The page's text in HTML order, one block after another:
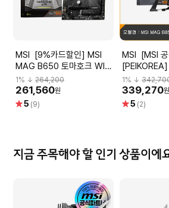
MSI [9%카드할인] MSI
MAG B650 토마호크 WIFI
메인보드 [오늘출발/안전포
장]
1 % ↓ 264,200
261,560원
별5 (9)
MSI [MSI 공식인증점]
B850 토마호
1 % ↓
339,270원
별5 (2)
지금 주목해야 할 인기 상품이에